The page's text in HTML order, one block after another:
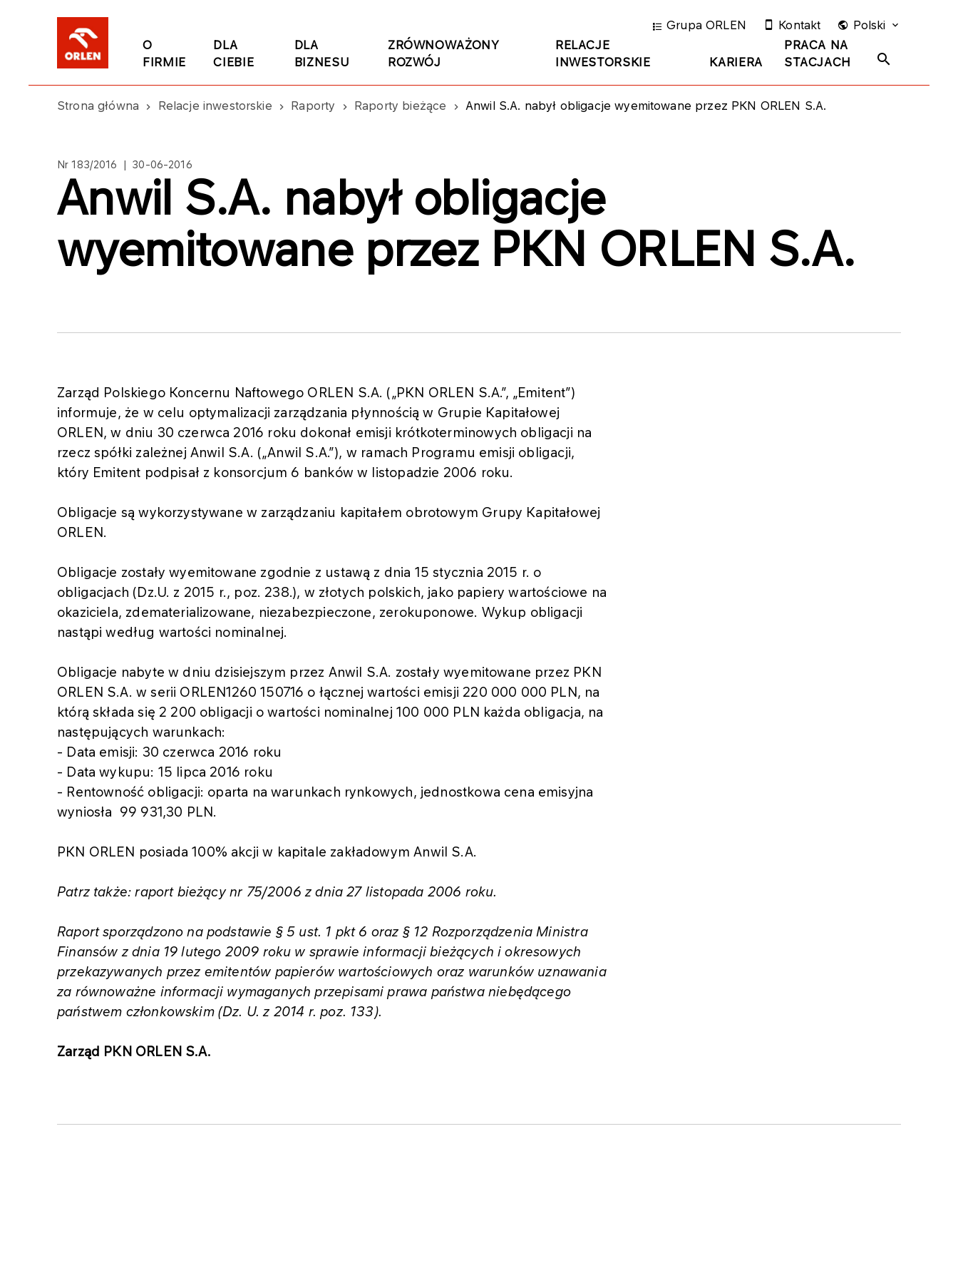
O
FIRMIE
DLA
CIEBIE
DLA
BIZNESU
ZRÓWNOWAŻONY
ROZWÓJ
RELACJE
INWESTORSKIE
KARIERA
PRACA NA
STACJACH
Grupa ORLEN Kontakt Polski
Strona główna Relacje inwestorskie Raporty Raporty bieżące Anwil S.A. nabył obligacje wyemitowane przez PKN ORLEN S.A.
Nr 183/2016 | 30-06-2016
Anwil S.A. nabył obligacje
wyemitowane przez PKN ORLEN S.A.
Zarząd Polskiego Koncernu Naftowego ORLEN S.A. („PKN ORLEN S.A.”, „Emitent”)
informuje, że w celu optymalizacji zarządzania płynnością w Grupie Kapitałowej
ORLEN, w dniu 30 czerwca 2016 roku dokonał emisji krótkoterminowych obligacji na
rzecz spółki zależnej Anwil S.A. („Anwil S.A.”), w ramach Programu emisji obligacji,
który Emitent podpisał z konsorcjum 6 banków w listopadzie 2006 roku.
Obligacje są wykorzystywane w zarządzaniu kapitałem obrotowym Grupy Kapitałowej
ORLEN.
Obligacje zostały wyemitowane zgodnie z ustawą z dnia 15 stycznia 2015 r. o
obligacjach (Dz.U. z 2015 r., poz. 238.), w złotych polskich, jako papiery wartościowe na
okaziciela, zdematerializowane, niezabezpieczone, zerokuponowe. Wykup obligacji
nastąpi według wartości nominalnej.
Obligacje nabyte w dniu dzisiejszym przez Anwil S.A. zostały wyemitowane przez PKN
ORLEN S.A. w serii ORLEN1260 150716 o łącznej wartości emisji 220 000 000 PLN, na
którą składa się 2 200 obligacji o wartości nominalnej 100 000 PLN każda obligacja, na
następujących warunkach:
- Data emisji: 30 czerwca 2016 roku
- Data wykupu: 15 lipca 2016 roku
- Rentowność obligacji: oparta na warunkach rynkowych, jednostkowa cena emisyjna
wyniosła 99 931,30 PLN.
PKN ORLEN posiada 100% akcji w kapitale zakładowym Anwil S.A.
Patrz także: raport bieżący nr 75/2006 z dnia 27 listopada 2006 roku.
Raport sporządzono na podstawie § 5 ust. 1 pkt 6 oraz § 12 Rozporządzenia Ministra
Finansów z dnia 19 lutego 2009 roku w sprawie informacji bieżących i okresowych
przekazywanych przez emitentów papierów wartościowych oraz warunków uznawania
za równoważne informacji wymaganych przepisami prawa państwa niebędącego
państwem członkowskim (Dz. U. z 2014 r. poz. 133).
Zarząd PKN ORLEN S.A.